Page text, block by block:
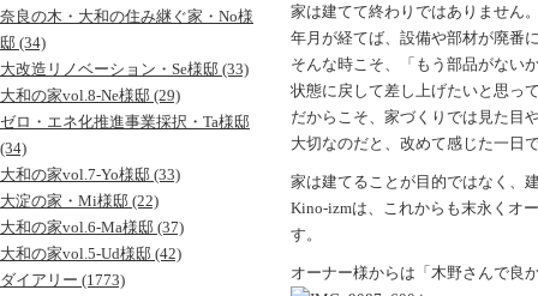
家は建てて終わりではありません
年月が経てば、設備や部材が廃番
そんな時こそ、「もう部品がない
状態に戻して差し上げたいと思っ
だからこそ、家づくりでは見た目
大切なのだと、改めて感じた一日
家は建てることが目的ではなく、
Kino-izmは、これからも末永くオ
す。
オーナー様からは「木野さんで良
奈良の木・大和の住み継ぐ家・No様
邸 (34)
大改造リノベーション・Se様邸 (33)
大和の家vol.8-Ne様邸 (29)
ゼロ・エネ化推進事業採択・Ta様邸
(34)
大和の家vol.7-Yo様邸 (33)
大淀の家・Mi様邸 (22)
大和の家vol.6-Ma様邸 (37)
大和の家vol.5-Ud様邸 (42)
ダイアリー (1773)